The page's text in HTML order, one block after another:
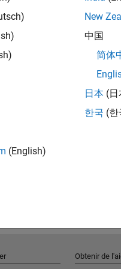
Rejoignez
Recevez des
personnalisées,
(English)
New
中国
简体
日本 (
한국 (
Obtenir de